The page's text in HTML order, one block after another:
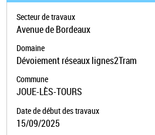
Mes demandes
Secteur de travaux
Avenue de Bordeaux
Domaine
Dévoiement réseaux lignes2Tram
Commune
JOUE-LÈS-TOURS
Date de début des travaux
15/09/2025